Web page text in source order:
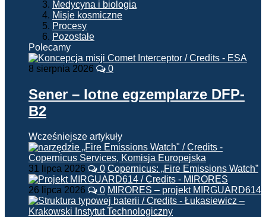
Medycyna i biologia
Misje kosmiczne
Procesy
Pozostałe
Polecamy
8 sierpnia 2026 0
Sener – lotne egzemplarze DFP-
B2
Wcześniejsze artykuły
31 lipca 2026 0 Copernicus: „Fire Emissions Watch”
26 lipca 2026 0 MIRORES – projekt MIRGUARD614